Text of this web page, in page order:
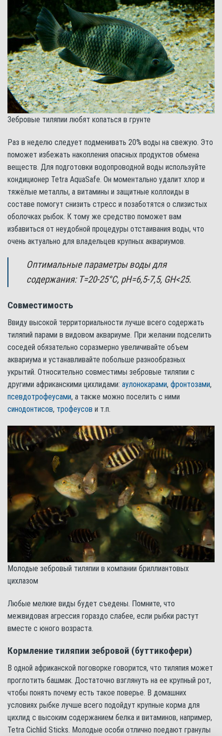
Зебровые тиляпии любят копаться в грунте
Раз в неделю следует подменивать 20% воды на свежую. Это
поможет избежать накопления опасных продуктов обмена
веществ. Для подготовки водопроводной воды используйте
кондиционер Tetra AquaSafe. Он моментально удалит хлор и
тяжёлые металлы, а витамины и защитные коллоиды в
составе помогут снизить стресс и позаботятся о слизистых
оболочках рыбок. К тому же средство поможет вам
избавиться от неудобной процедуры отстаивания воды, что
очень актуально для владельцев крупных аквариумов.
Оптимальные параметры воды для
содержания: Т=20-25°С, pH=6,5-7,5, GH<25.
Совместимость
Ввиду высокой территориальности лучше всего содержать
тиляпий парами в видовом аквариуме. При желании подселить
соседей обязательно соразмерно увеличивайте объем
аквариума и устанавливайте побольше разнообразных
укрытий. Относительно совместимы зебровые тиляпии с
другими африканскими цихлидами: аулонокарами, фронтозами,
псевдотрофеусами, а также можно поселить с ними
синодонтисов, трофеусов и т.п.
Молодые зебровый тиляпии в компании бриллиантовых
цихлазом
Любые мелкие виды будет съедены. Помните, что
межвидовая агрессия гораздо слабее, если рыбки растут
вместе с юного возраста.
Кормление тиляпии зебровой (буттикофери)
В одной африканской поговорке говорится, что тиляпия может
проглотить башмак. Достаточно взглянуть на ее крупный рот,
чтобы понять почему есть такое поверье. В домашних
условиях рыбке лучше всего подойдут крупные корма для
цихлид с высоким содержанием белка и витаминов, например,
Tetra Cichlid Sticks. Молодые особи отлично поедают гранулы